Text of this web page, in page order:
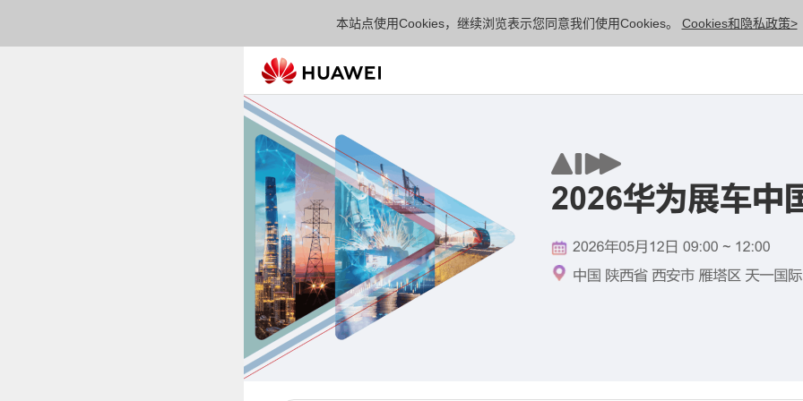
本站点使用Cookies，继续浏览表示您同意我们使用Cookies。 Cookies和隐私政策>